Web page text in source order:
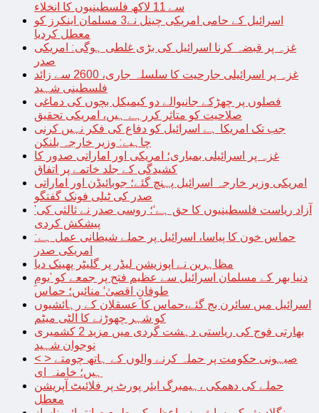
سے 11 لاکھ فلسطینیوں کا انخلاء
اسرائیل کے حامی امریکی چینل نے3 مسلمان اینکرز کو
معطل کردیا
غزہ پر قبضہ کرنا اسرائیل کی بڑی غلطی ہوگی: امریکی
صدر
غزہ پر اسرائیلی جارحیت کا سلسلہ جاری، 2600 سے زائد
فلسطینی شہید
فصلوں پر چھڑکے جانیوالے دو کیمیکل بچوں کی دماغی
صلاحیت کو متاثر کررہے ہیں، امریکی تحقیق
جب تک امریکا ہے اسرائیل کو دفاع کی فکر نہیں کرنی
چاہیے: وزیر خارجہ بلنکن
غزہ پر اسرائیلی بمباری؛ امریکی اور اماراتی صدور کا
کشیدگی کے جلد خاتمے پر اتفاق
امریکی وزیر خارجہ اسرائیل پہنچ گئے؛ جوبائیڈن اور اماراتی
صدر کی ٹیلی فونک گفتگو
’آزاد ریاست فلسطینیوں کا حق ہے‘؛ روسی صدر نے ثالثی کی
پیشکش کردی
حماس خون کا پیاسا، اسرائیل پر حملے شیطانی عمل ہے:
امریکی صدر
مظاہرین نے اپوزیشن لیڈر پر گلیٹر پھینک دیا
دنیا بھر کے مسلمان اسرائیل سے عظیم فتح پر جمعے کو ’یومِ
طوفانِ اقصیٰ‘ منائیں؛ حماس
اسرائیل میں سائرن بج گئے،حماس کا عسقلان کے رہائشیوں
کو شہر چھوڑنے کا الٹی میٹم
بھارتی فوج کی ریاستی دہشت گردی میں مزید 2 کشمیری
نوجوان شہید
< > صیہونی حکومت پر حملہ کرنے والوں کے ہاتھ چومتے
ہیں؛ خامنہ ای
حملے کی دھمکی ،ہیمبرگ ایئر پورٹ پر فلائیٹ آپریشن
معطل